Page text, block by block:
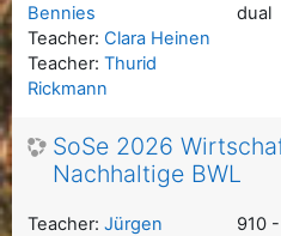
dual
Bennies
Teacher: Clara Heinen
Teacher: Thurid
Rickmann
SoSe 2026
Nachhaltige BWL
910
Teacher: Jürgen